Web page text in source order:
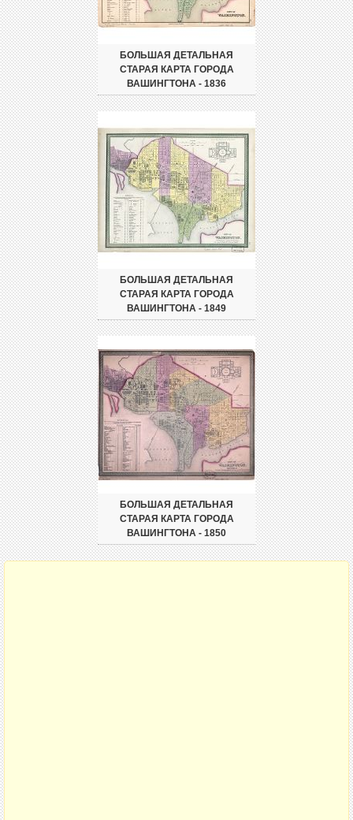
БОЛЬШАЯ ДЕТАЛЬНАЯ
СТАРАЯ КАРТА ГОРОДА
ВАШИНГТОНА - 1836
БОЛЬШАЯ ДЕТАЛЬНАЯ
СТАРАЯ КАРТА ГОРОДА
ВАШИНГТОНА - 1849
БОЛЬШАЯ ДЕТАЛЬНАЯ
СТАРАЯ КАРТА ГОРОДА
ВАШИНГТОНА - 1850